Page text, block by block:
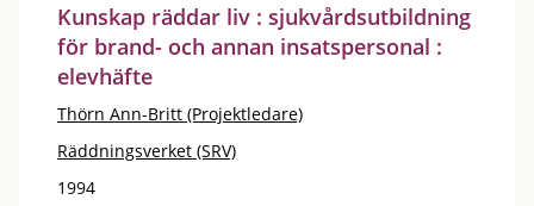
Kunskap räddar liv : sjukvårdsutbildning
för brand- och annan insatspersonal :
elevhäfte
Thörn Ann-Britt (Projektledare)
Räddningsverket (SRV)
1994